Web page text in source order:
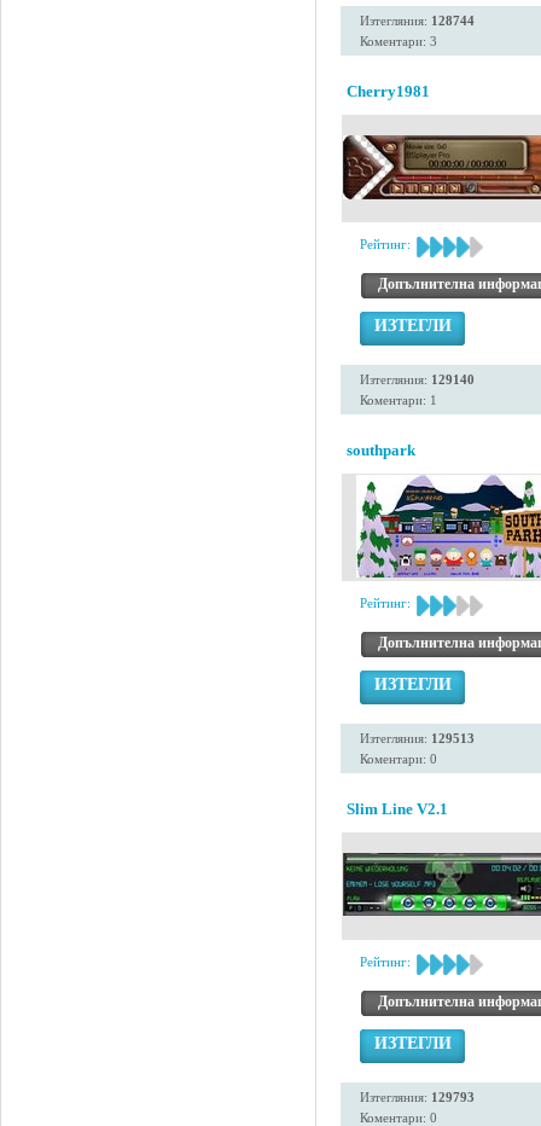
Изтегляния: 128744
Коментари: 3
Cherry1981
Рейтинг:
Допълнителна
ИЗТЕГЛИ
Изтегляния: 129140
Коментари: 1
southpark
Рейтинг:
Допълнителна
ИЗТЕГЛИ
Изтегляния: 129513
Коментари: 0
Slim Line V2.1
Рейтинг:
Допълнителна
ИЗТЕГЛИ
Изтегляния: 129793
Коментари: 0